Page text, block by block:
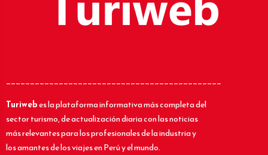
_____________________________________________
Turiwebes la plataforma informativa más completa del
sector turismo, de actualización diaria con las noticias
más relevantes para los profesionales de la industria y
los amantes de los viajes en Perú y el mundo.